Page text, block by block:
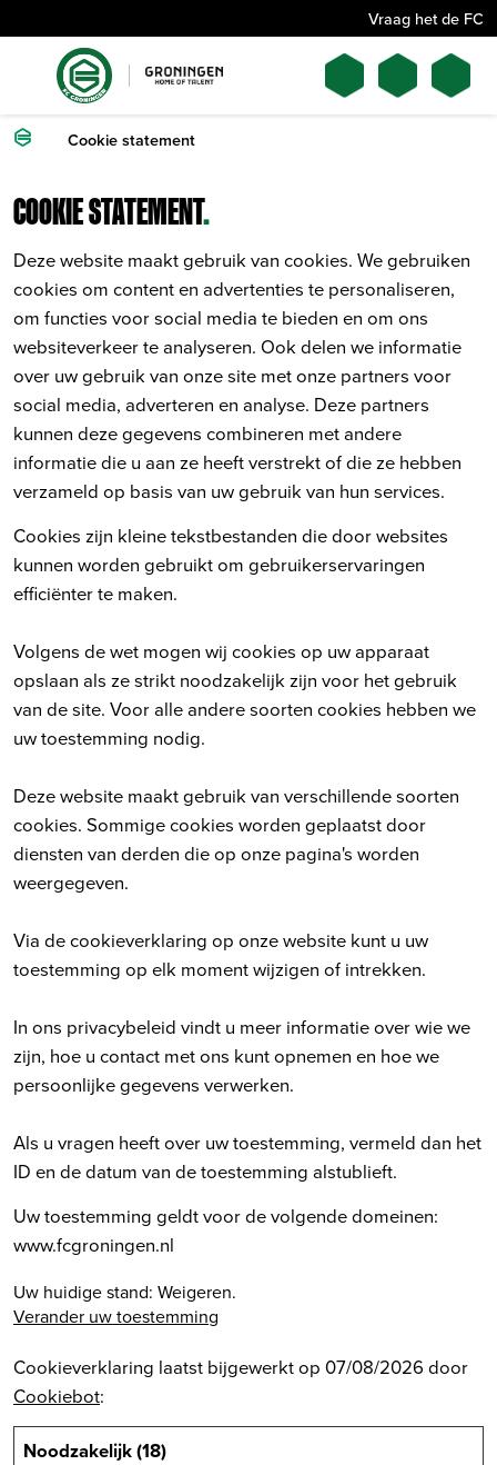
Vraag het de FC
Cookie statement
COOKIE STATEMENT.
Deze website maakt gebruik van cookies. We gebruiken
cookies om content en advertenties te personaliseren,
om functies voor social media te bieden en om ons
websiteverkeer te analyseren. Ook delen we informatie
over uw gebruik van onze site met onze partners voor
social media, adverteren en analyse. Deze partners
kunnen deze gegevens combineren met andere
informatie die u aan ze heeft verstrekt of die ze hebben
verzameld op basis van uw gebruik van hun services.
Cookies zijn kleine tekstbestanden die door websites
kunnen worden gebruikt om gebruikerservaringen
efficiënter te maken.
Volgens de wet mogen wij cookies op uw apparaat
opslaan als ze strikt noodzakelijk zijn voor het gebruik
van de site. Voor alle andere soorten cookies hebben we
uw toestemming nodig.
Deze website maakt gebruik van verschillende soorten
cookies. Sommige cookies worden geplaatst door
diensten van derden die op onze pagina's worden
weergegeven.
Via de cookieverklaring op onze website kunt u uw
toestemming op elk moment wijzigen of intrekken.
In ons privacybeleid vindt u meer informatie over wie we
zijn, hoe u contact met ons kunt opnemen en hoe we
persoonlijke gegevens verwerken.
Als u vragen heeft over uw toestemming, vermeld dan het
ID en de datum van de toestemming alstublieft.
Uw toestemming geldt voor de volgende domeinen:
www.fcgroningen.nl
Uw huidige stand: Weigeren.
Verander uw toestemming
Cookieverklaring laatst bijgewerkt op 07/08/2026 door
Cookiebot:
Noodzakelijk (18)